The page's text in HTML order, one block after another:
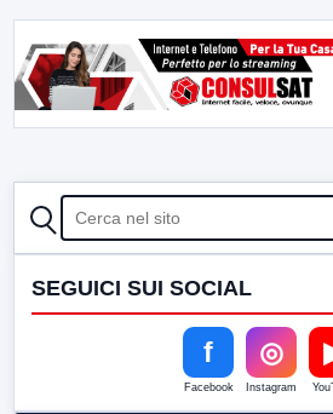
CERCA
SEGUICI SUI SOCIAL
f
Facebook
◎
Instagram